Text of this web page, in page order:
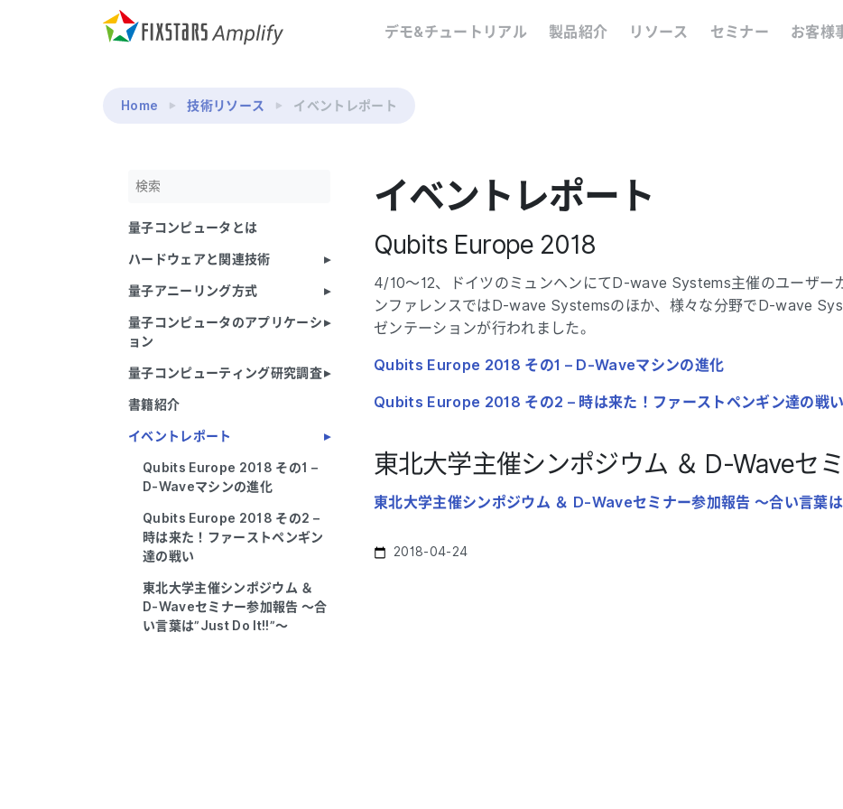
デモ&チュートリアル 製品紹介 リソース セミナー お客様
Home 技術リソース イベントレポート
量子コンピュータとは
ハードウェアと関連技術
量子アニーリング方式
量子コンピュータのアプリケーシ
ョン
量子コンピューティング研究調査
書籍紹介
イベントレポート
Qubits Europe 2018 その1 –
D-Waveマシンの進化
Qubits Europe 2018 その2 –
時は来た！ファーストペンギン
達の戦い
東北大学主催シンポジウム ＆
D-Waveセミナー参加報告 ～合
い言葉は”Just Do It!!”～
イベントレポート
Qubits Europe 2018
4/10～12、ドイツのミュンヘンにてD-wave Systems主催のユーザー
ンファレンスではD-wave Systemsのほか、様々な分野でD-wave
ゼンテーションが行われました。
Qubits Europe 2018 その1 – D-Waveマシンの進化
Qubits Europe 2018 その2 – 時は来た！ファーストペンギン達の戦い
東北大学主催シンポジウム ＆ D-Waveセ
東北大学主催シンポジウム ＆ D-Waveセミナー参加報告 ～合い言葉
2018-04-24